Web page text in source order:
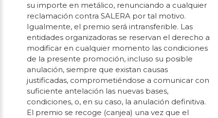
su importe en metálico, renunciando a cualquier
reclamación contra SALERA por tal motivo.
Igualmente, el premio será intransferible. Las
entidades organizadoras se reservan el derecho a
modificar en cualquier momento las condiciones
de la presente promoción, incluso su posible
anulación, siempre que existan causas
justificadas, comprometiéndose a comunicar con
suficiente antelación las nuevas bases,
condiciones, o, en su caso, la anulación definitiva.
El premio se recoge (canjea) una vez que el